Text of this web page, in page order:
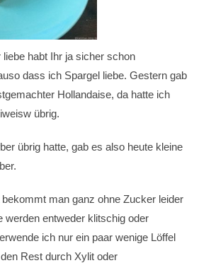
habt Ihr ja sicher schon
dass ich Spargel liebe. Gestern gab
Hollandaise, da hatte ich
übrig.
übrig hatte, gab es also heute kleine
man ganz ohne Zucker leider
werden entweder klitschig oder
ich nur ein paar wenige Löffel
Rest durch Xylit oder